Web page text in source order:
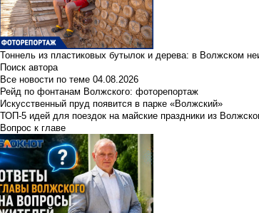
Тоннель из пластиковых бутылок и дерева: в Волжском
Поиск автора
Все новости по теме 04.08.2026
Рейд по фонтанам Волжского: фоторепортаж
Искусственный пруд появится в парке «Волжский»
ТОП-5 идей для поездок на майские праздники из
Вопрос к главе